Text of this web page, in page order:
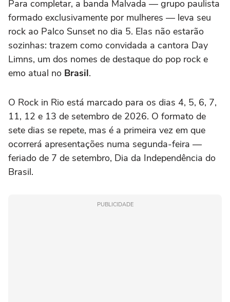
Para completar, a banda Malvada — grupo paulista
formado exclusivamente por mulheres — leva seu
rock ao Palco Sunset no dia 5. Elas não estarão
sozinhas: trazem como convidada a cantora Day
Limns, um dos nomes de destaque do pop rock e
emo atual no Brasil.
O Rock in Rio está marcado para os dias 4, 5, 6, 7,
11, 12 e 13 de setembro de 2026. O formato de
sete dias se repete, mas é a primeira vez em que
ocorrerá apresentações numa segunda-feira —
feriado de 7 de setembro, Dia da Independência do
Brasil.
PUBLICIDADE